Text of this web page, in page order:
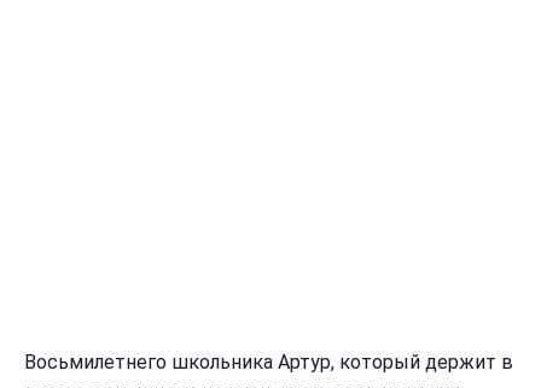
Восьмилетнего школьника Артур, который держит в